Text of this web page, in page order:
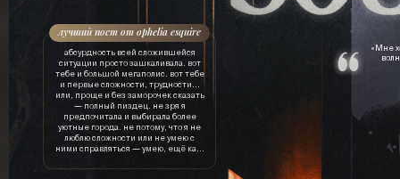
лучший пост от ophelia esquire
абсурдность всей сложившейся
ситуации просто зашкаливала. вот
тебе и большой мегаполис. вот тебе
и первые сложности, трудности…
или, проще и без заморочек сказать
— полный пиздец. не зря я
предпочитала и выбирала более
уютные города. не потому, что я не
люблю сложности или не умею с
ними справляться — умею, ещё как.
драгоценного времени, нервов, сил,
«Мне